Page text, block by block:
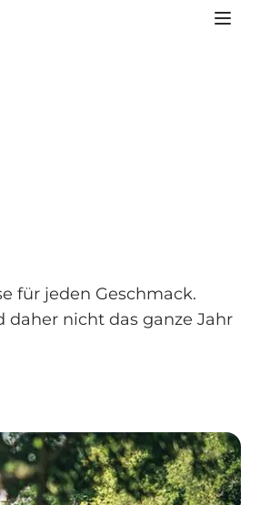
für jeden Geschmack.
daher nicht das ganze Jahr